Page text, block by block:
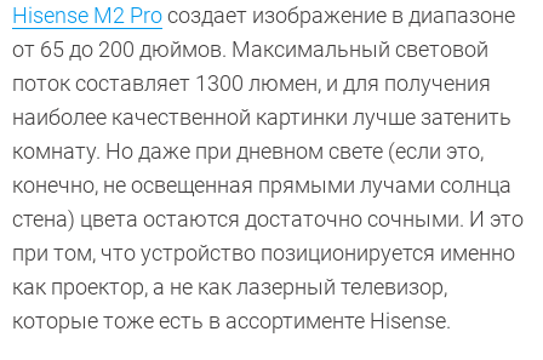
Hisense M2 Proсоздает изображение в диапазоне
от 65 до 200 дюймов. Максимальный световой
поток составляет 1300 люмен, и для получения
наиболее качественной картинки лучше затенить
комнату. Но даже при дневном свете (если это,
конечно, не освещенная прямыми лучами солнца
стена) цвета остаются достаточно сочными. И это
при том, что устройство позиционируется именно
как проектор, а не как лазерный телевизор,
которые тоже есть в ассортименте Hisense.